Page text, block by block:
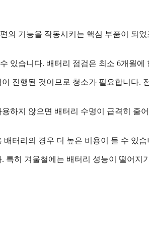
의 기능을 작동시키는 핵심 부품이 되
있습니다. 배터리 점검은 최소 6개월에
진행된 것이므로 청소가 필요합니다.
하지 않으면 배터리 수명이 급격히 줄
터리의 경우 더 높은 비용이 들 수 있습
히 겨울철에는 배터리 성능이 떨어지